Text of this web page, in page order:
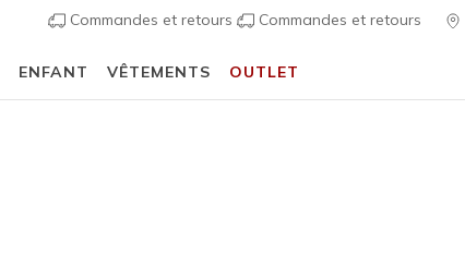
Commandes et retours Commandes et retours
ENFANT VÊTEMENTS OUTLET